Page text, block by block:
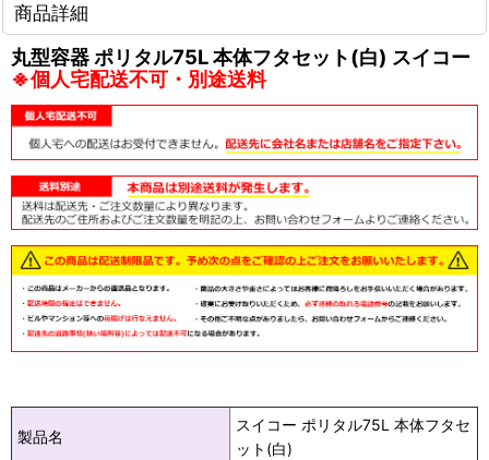
商品詳細
丸型容器 ポリタル75L 本体フタセット(白) スイコー
※個人宅配送不可・別途送料
製品名
スイコー ポリタル75L 本体フタセ
ット(白)